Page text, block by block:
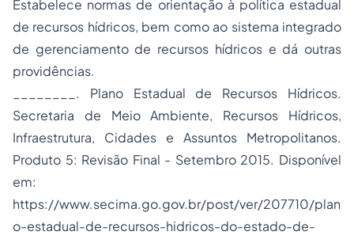
Estabelece normas de orientação à política estadual
de recursos hídricos, bem como ao sistema integrado
de gerenciamento de recursos hídricos e dá outras
providências.
________. Plano Estadual de Recursos Hídricos.
Secretaria de Meio Ambiente, Recursos Hídricos,
Infraestrutura, Cidades e Assuntos Metropolitanos.
Produto 5: Revisão Final - Setembro 2015. Disponível
em:
https://www.secima.go.gov.br/post/ver/207710/plan
o-estadual-de-recursos-hidricos-do-estado-de-